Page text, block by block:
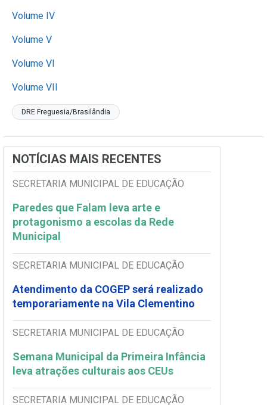
Volume IV
Volume V
Volume VI
Volume VII
DRE Freguesia/Brasilândia
NOTÍCIAS MAIS RECENTES
SECRETARIA MUNICIPAL DE EDUCAÇÃO
Paredes que Falam leva arte e
protagonismo a escolas da Rede
Municipal
SECRETARIA MUNICIPAL DE EDUCAÇÃO
Atendimento da COGEP será realizado
temporariamente na Vila Clementino
SECRETARIA MUNICIPAL DE EDUCAÇÃO
Semana Municipal da Primeira Infância
leva atrações culturais aos CEUs
SECRETARIA MUNICIPAL DE EDUCAÇÃO